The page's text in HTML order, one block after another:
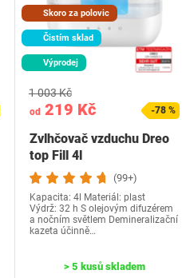
Skoro za polovic
Čistím sklad
Výprodej
od 219 Kč
1 003 Kč
-78 %
Zvlhčovač vzduchu Dreo
top Fill 4l
(99+)
Kapacita: 4l Materiál: plast
Výdrž: 32 h S olejovým difuzérem
a nočním světlem Demineralizační
kazeta účinně…
> 5 kusů skladem